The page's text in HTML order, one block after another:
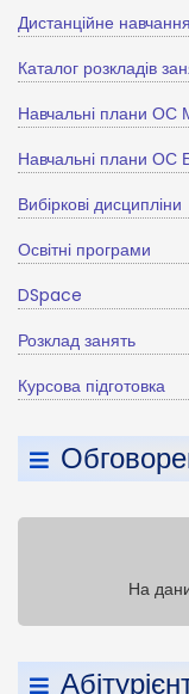
Дистанційне навчання
Каталог розкладів
Навчальні плани ОС
Навчальні плани ОС
Вибіркові дисципліни
Освітні програми
DSpace
Розклад занять
Курсова підготовка
На